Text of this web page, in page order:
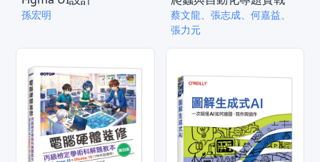
孫宏明
蔡文龍、張志成、何嘉益、
張力元